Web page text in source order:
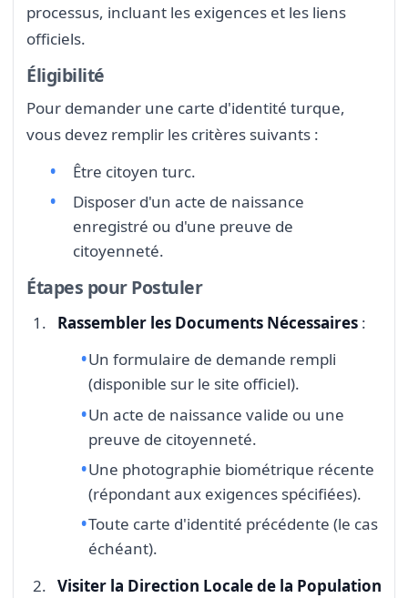
processus, incluant les exigences et les liens
officiels.
Éligibilité
Pour demander une carte d'identité turque,
vous devez remplir les critères suivants :
Être citoyen turc.
Disposer d'un acte de naissance
enregistré ou d'une preuve de
citoyenneté.
Étapes pour Postuler
Rassembler les Documents Nécessaires :
Un formulaire de demande rempli
(disponible sur le site officiel).
Un acte de naissance valide ou une
preuve de citoyenneté.
Une photographie biométrique récente
(répondant aux exigences spécifiées).
Toute carte d'identité précédente (le cas
échéant).
Visiter la Direction Locale de la Population